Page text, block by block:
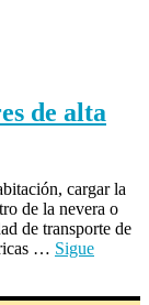
de alta
cargar la
de la nevera o
de transporte de
… Sigue